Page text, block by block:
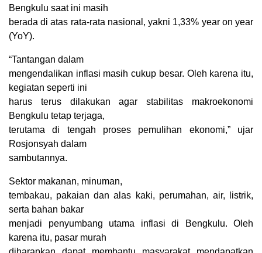
Bengkulu saat ini masih
berada di atas rata-rata nasional, yakni 1,33% year on year
(YoY).
“Tantangan dalam
mengendalikan inflasi masih cukup besar. Oleh karena itu,
kegiatan seperti ini
harus terus dilakukan agar stabilitas makroekonomi
Bengkulu tetap terjaga,
terutama di tengah proses pemulihan ekonomi,” ujar
Rosjonsyah dalam
sambutannya.
Sektor makanan, minuman,
tembakau, pakaian dan alas kaki, perumahan, air, listrik,
serta bahan bakar
menjadi penyumbang utama inflasi di Bengkulu. Oleh
karena itu, pasar murah